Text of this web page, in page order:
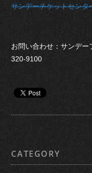
サンデーチケットセンタ
お問い合わせ：サンデ
320-9100
CATEGORY